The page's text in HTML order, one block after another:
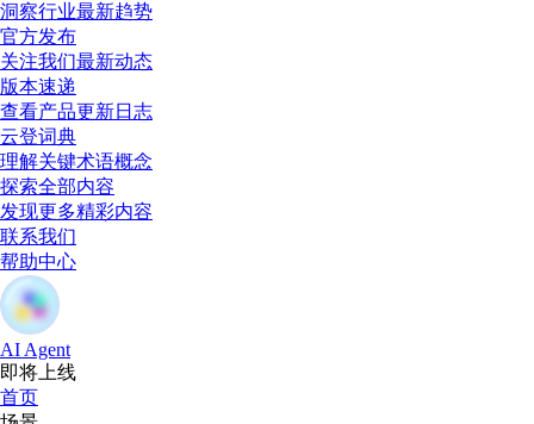
洞察行业最新趋势
官方发布
关注我们最新动态
版本速递
查看产品更新日志
云登词典
理解关键术语概念
探索全部内容
发现更多精彩内容
联系我们
帮助中心
AI Agent
即将上线
首页